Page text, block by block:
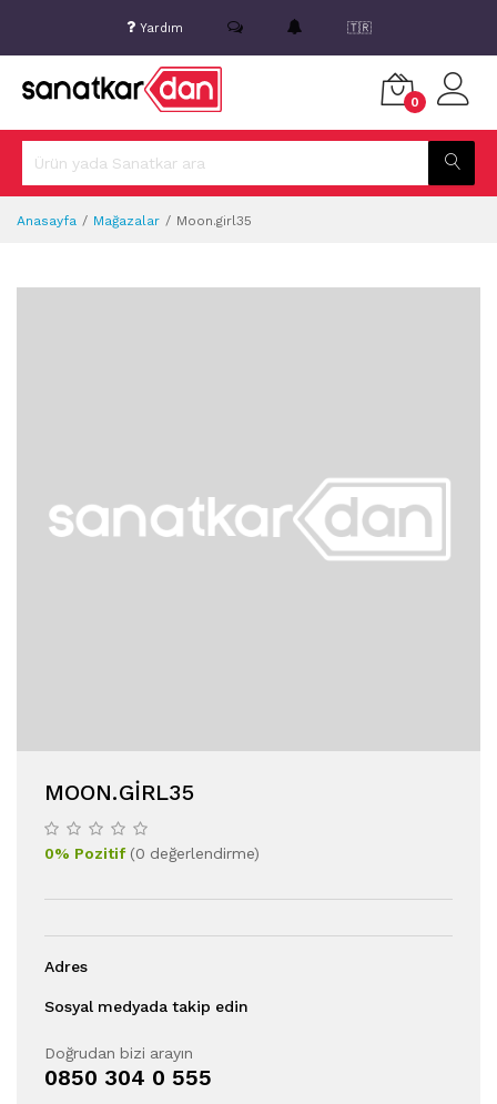
Yardım 🇹🇷
0
Anasayfa Mağazalar Moon.girl35
MOON.GIRL35
0% Pozitif(0 değerlendirme)
Adres
Sosyal medyada takip edin
Doğrudan bizi arayın
0850 304 0 555